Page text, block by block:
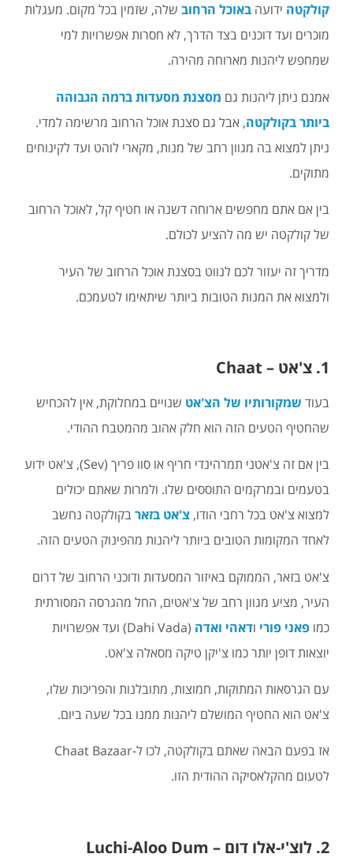
קולקטה ידועה באוכל הרחוב שלה, שזמין בכל מקום. מעגלות
מוכרים ועד דוכנים בצד הדרך, לא חסרות אפשרויות למי
שמחפש ליהנות מארוחה מהירה.
אמנם ניתן ליהנות גם מסצנת מסעדות ברמה הגבוהה
ביותר בקולקטה, אבל גם סצנת אוכל הרחוב מרשימה למדי.
ניתן למצוא בה מגוון רחב של מנות, מקארי לוהט ועד לקינוחים
מתוקים.
בין אם אתם מחפשים ארוחה דשנה או חטיף קל, לאוכל הרחוב
של קולקטה יש מה להציע לכולם.
מדריך זה יעזור לכם לנווט בסצנת אוכל הרחוב של העיר
ולמצוא את המנות הטובות ביותר שיתאימו לטעמכם.
1. צ'אט – Chaat
בעוד שמקורותיו של הצ'אט שנויים במחלוקת, אין להכחיש
שהחטיף הטעים הזה הוא חלק אהוב מהמטבח ההודי.
בין אם זה צ'אטני תמרהינדי חריף או סוו פריך (Sev), צ'אט ידוע
בטעמים ובמרקמים התוססים שלו. ולמרות שאתם יכולים
למצוא צ'אט בכל רחבי הודו, צ'אט בזארבקולקטה נחשב
לאחד המקומות הטובים ביותר ליהנות מהפינוק הטעים הזה.
צ'אט בזאר, הממוקם באיזור המסעדות ודוכני הרחוב של דרום
העיר, מציע מגוון רחב של צ'אטים, החל מהגרסה המסורתית
כמו פאני פורי ודאהי ואדה
(Dahi Vada) ועד אפשרויות
יוצאות דופן יותר כמו צ'יקן טיקה מסאלה צ'אט.
עם הגרסאות המתוקות, חמוצות, מתובלנות והפריכות שלו,
צ'אט הוא החטיף המושלם ליהנות ממנו בכל שעה ביום.
אז בפעם הבאה שאתם בקולקטה, לכו ל-Chaat Bazaar
לטעום מהקלאסיקה ההודית הזו.
2. לוצ'י-אלו דום – Luchi-Aloo Dum